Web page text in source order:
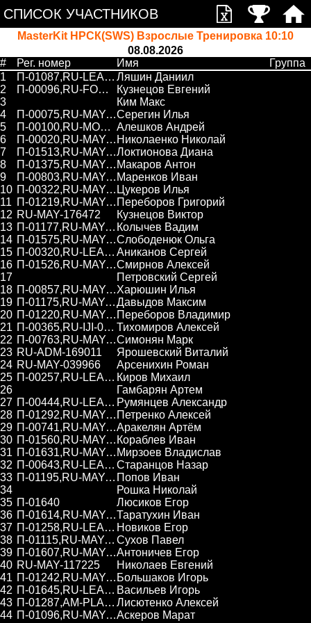
СПИСОК УЧАСТНИКОВ
MasterKit НРСК(SWS) Взрослые Тренировка 10:10
08.08.2026
#
Рег. номер Имя
Группа
1
П-01087,RU-LEA-120447 Ляшин Даниил
2
П-00096,RU-FOR-040011
Кузнецов Евгений
3
Ким Макс
4
П-00075,RU-MAY-067393Серегин Илья
5
П-00100,RU-MOC-037456 Алешков Андрей
6
П-00020,RU-MAY-084664 Николаенко Николай
7
П-01513,RU-MAY-184144Локтионова Диана
8
П-01375,RU-MAY-169967 Макаров Антон
9
П-00803,RU-MAY-137052 Маренков Иван
10
П-00322,RU-MAY-004510 Цукеров Илья
11
П-01219,RU-MAY-172225 Переборов Григорий
12 RU-MAY-176472
Кузнецов Виктор
13
П-01177,RU-MAY-160382 Колычев Вадим
14
П-01575,RU-MAY-187704Слободенюк Ольга
15
П-00320,RU-LEA-105204 Аниканов Сергей
16
П-01526,RU-MAY-185164Смирнов Алексей
17
Петровский Сергей
18
П-00857,RU-MAY-139328Харюшин Илья
19
П-01175,RU-MAY-160276Давыдов Максим
20
П-01220,RU-MAY-162559 Переборов Владимир
21
П-00365,RU-IJI-03-119501 Тихомиров Алексей
22
П-00763,RU-MAY-148199Симонян Марк
23 RU-ADM-169011
Ярошевский Виталий
24 RU-MAY-039966
Арсенихин Роман
25
П-00257,RU-LEA-090234 Киров Михаил
26
Гамбарян Артем
27
П-00444,RU-LEA-086011 Румянцев Александр
28
П-01292,RU-MAY-166448 Петренко Алексей
29
П-00741,RU-MAY-105656Аракелян Артём
30
П-01560,RU-MAY-186936 Кораблев Иван
31
П-01631,RU-MAY-191327 Мирзоев Владислав
32
П-00643,RU-LEA-090553 Старанцов Назар
33
П-01195,RU-MAY-161182 Попов Иван
34
Рошка Николай
35 П-01640
Люсиков Егор
36
П-01614,RU-MAY-188936Таратухин Иван
37
П-01258,RU-LEA-158832 Новиков Егор
38
П-01115,RU-MAY-156541 Сухов Павел
39
П-01607,RU-MAY-189772Антоничев Егор
40 RU-MAY-117225
Николаев Евгений
41
П-01242,RU-MAY-104801 Большаков Игорь
42
П-01645,RU-LEA-167050 Васильев Игорь
43
П-01287,AM-PLA-155780 Лисютенко Алексей
44
П-01096,RU-MAY-154551Аскеров Марат